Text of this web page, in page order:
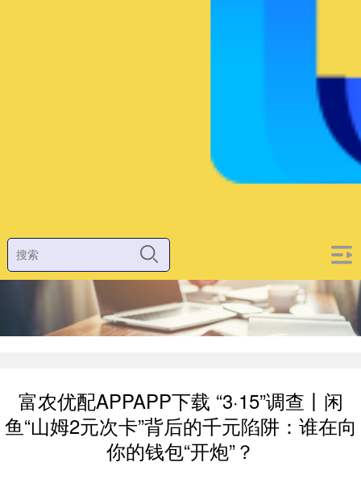
富农优配APPAPP下载 “3·15”调查丨闲
鱼“山姆2元次卡”背后的千元陷阱：谁在向
你的钱包“开炮”？